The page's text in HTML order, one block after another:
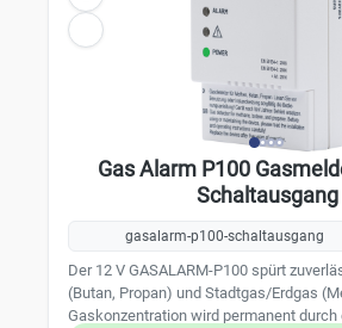
Methan (Stadtgas, Erdgas) 0,4000 Vol.%
(Flüssiggas) 0,2050 Vol. %; Propan
31 mm Ausstattung: Betriebsanzeige
(gelb); Alarmanzeige (rot)
Gas Alarm P100
Schaltausgang
gasalarm-p100-schaltausgang
Der 12 V GASALARM-P100 spürt
(Butan, Propan) und Stadtgas/Erdgas
Gaskonzentration wird permanent durch